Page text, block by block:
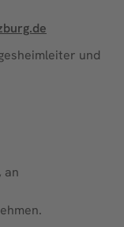
und
an